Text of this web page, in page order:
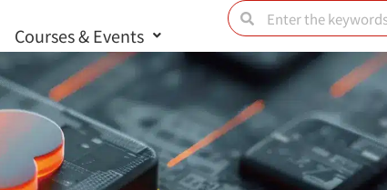
Courses & Events
SearchSearch